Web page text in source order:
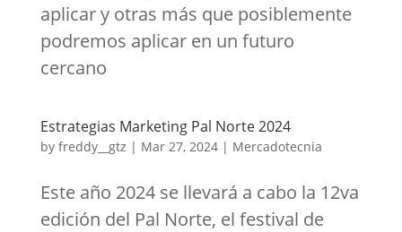
aplicar y otras más que posiblemente
podremos aplicar en un futuro
cercano
Estrategias Marketing Pal Norte 2024
by freddy__gtz | Mar 27, 2024| Mercadotecnia
Este año 2024 se llevará a cabo la 12va
edición del Pal Norte, el festival de